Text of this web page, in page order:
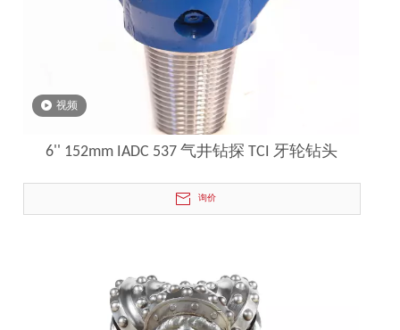
视频
6'' 152mm IADC 537 气井钻探 TCI 牙轮钻头
询价